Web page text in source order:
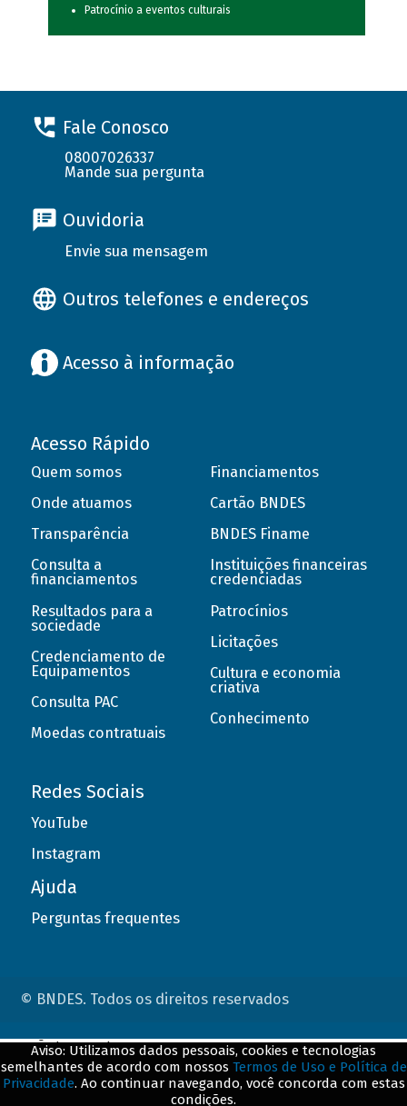
Patrocínio a eventos culturais
Fale Conosco
08007026337
Mande sua pergunta
Ouvidoria
Envie sua mensagem
Outros telefones e endereços
Acesso à informação
Acesso Rápido
Quem somos
Onde atuamos
Transparência
Consulta a
financiamentos
Resultados para a
sociedade
Credenciamento de
Equipamentos
Consulta PAC
Moedas contratuais
Financiamentos
Cartão BNDES
BNDES Finame
Instituições financeiras
credenciadas
Patrocínios
Licitações
Cultura e economia
criativa
Conhecimento
Redes Sociais
YouTube
Instagram
Ajuda
Perguntas frequentes
© BNDES. Todos os direitos reservados
Aviso: Utilizamos dados pessoais, cookies e tecnologias
semelhantes de acordo com nossos Termos de Uso e Política de
Privacidade. Ao continuar navegando, você concorda com estas
condições.
ConteÃºdo complementar
${title}${badge}